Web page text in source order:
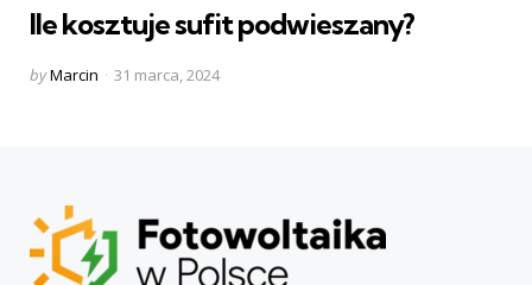
Ile kosztuje sufit podwieszany?
Posted
byMarcin 31 marca, 2024